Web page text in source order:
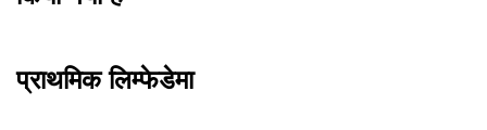
प्राथमिक लिम्फेडेमा